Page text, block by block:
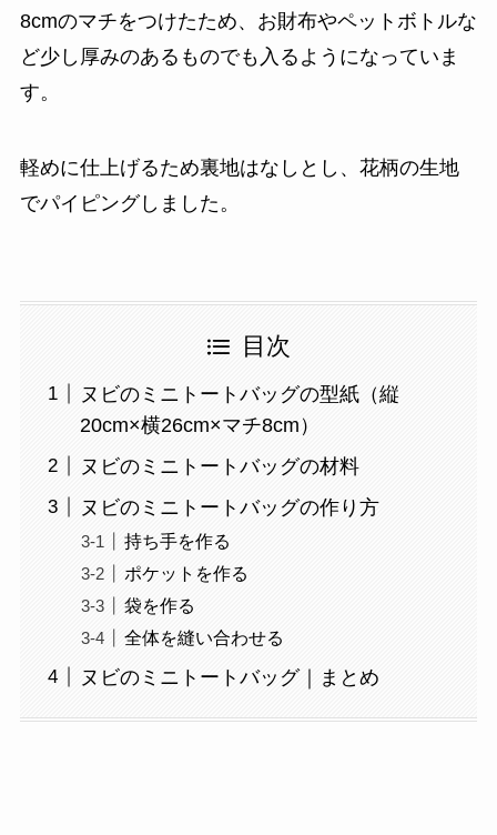
8cmのマチをつけたため、お財布やペットボトルな
ど少し厚みのあるものでも入るようになっていま
す。
軽めに仕上げるため裏地はなしとし、花柄の生地
でパイピングしました。
目次
ヌビのミニトートバッグの型紙（縦
20cm×横26cm×マチ8cm）
ヌビのミニトートバッグの材料
ヌビのミニトートバッグの作り方
持ち手を作る
ポケットを作る
袋を作る
全体を縫い合わせる
ヌビのミニトートバッグ｜まとめ